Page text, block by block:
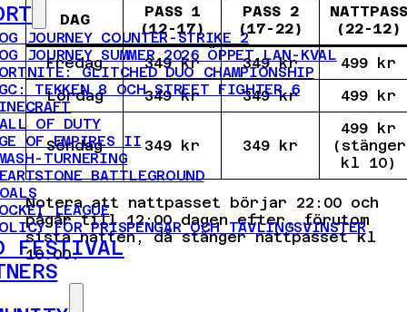
JOURNEY COUNTER-STRIKE 2
JOURNEY SUMMER 2026 ÖPPET LAN-KVAL
GLITCHED DUO CHAMPIONSHIP
TEKKEN 8 OCH STREET FIGHTER 6
OF DUTY
OF EMPIRES II
TURNERING
BATTLEGROUND
LEAGUE
FÖR PRISPENGAR OCH TÄVLINGSVINSTER
FESTIVAL
DAG
PASS 1
(12-17)
PASS 2
(17-22)
NATTPASS
(22-12)
Fredag
349 kr 349 kr
499 kr
Lördag
349 kr 349 kr 499 kr
Söndag 349 kr 349 kr
499 kr
(stänger
kl 10)
Notera att nattpasset börjar 22:00 och
pågår till 12:00 dagen efter, förutom
sista natten, då stänger nattpasset kl
10:00.